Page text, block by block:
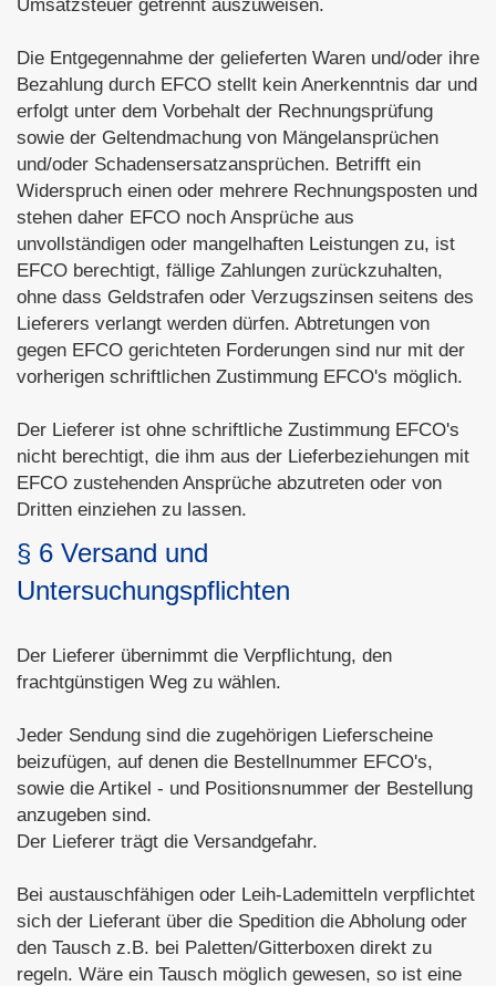
Umsatzsteuer getrennt auszuweisen.
Die Entgegennahme der gelieferten Waren und/oder ihre
Bezahlung durch EFCO stellt kein Anerkenntnis dar und
erfolgt unter dem Vorbehalt der Rechnungsprüfung
sowie der Geltendmachung von Mängelansprüchen
und/oder Schadensersatzansprüchen. Betrifft ein
Widerspruch einen oder mehrere Rechnungsposten und
stehen daher EFCO noch Ansprüche aus
unvollständigen oder mangelhaften Leistungen zu, ist
EFCO berechtigt, fällige Zahlungen zurückzuhalten,
ohne dass Geldstrafen oder Verzugszinsen seitens des
Lieferers verlangt werden dürfen. Abtretungen von
gegen EFCO gerichteten Forderungen sind nur mit der
vorherigen schriftlichen Zustimmung EFCO's möglich.
Der Lieferer ist ohne schriftliche Zustimmung EFCO's
nicht berechtigt, die ihm aus der Lieferbeziehungen mit
EFCO zustehenden Ansprüche abzutreten oder von
Dritten einziehen zu lassen.
§ 6 Versand und
Untersuchungspflichten
Der Lieferer übernimmt die Verpflichtung, den
frachtgünstigen Weg zu wählen.
Jeder Sendung sind die zugehörigen Lieferscheine
beizufügen, auf denen die Bestellnummer EFCO's,
sowie die Artikel - und Positionsnummer der Bestellung
anzugeben sind.
Der Lieferer trägt die Versandgefahr.
Bei austauschfähigen oder Leih-Lademitteln verpflichtet
sich der Lieferant über die Spedition die Abholung oder
den Tausch z.B. bei Paletten/Gitterboxen direkt zu
regeln. Wäre ein Tausch möglich gewesen, so ist eine